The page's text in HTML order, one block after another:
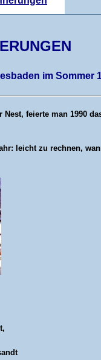
im Sommer
feierte man 1990
leicht zu rechnen,